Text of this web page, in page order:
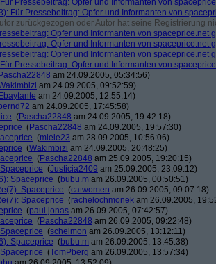
Pressebeitrag: Opfer und Informanten von
Für Pressebeitrag: Opfer und Informanten von
zurückgezogen oder Autor hat seine Registrierung
Opfer und Informanten von spaceprice.net
Opfer und Informanten von spaceprice.net
Opfer und Informanten von spaceprice.net
Pressebeitrag: Opfer und Informanten von
Pascha22848 am 24.09.2005, 05:34:56)
am 24.09.2005, 09:52:59)
Ebaytante am 24.09.2005, 12:55:14)
bernd72 am 24.09.2005, 17:45:58)
(Pascha22848 am 24.09.2005, 19:42:18)
(Pascha22848 am 24.09.2005, 19:57:30)
(miele23 am 28.09.2005, 10:56:06)
(Wakimbizi am 24.09.2005, 20:48:25)
(Pascha22848 am 25.09.2005, 19:20:15)
(Justicia2409 am 25.09.2005, 23:09:12)
Spaceprice (bubu.m am 26.09.2005, 00:50:51)
Spaceprice (catwomen am 26.09.2005, 09:07:18)
Spaceprice (rachelochmonek am 26.09.2005,
(paul.jonas am 26.09.2005, 07:42:57)
(Pascha22848 am 26.09.2005, 09:22:48)
(schelmon am 26.09.2005, 13:12:11)
Spaceprice (bubu.m am 26.09.2005, 13:45:38)
(TomPberg am 26.09.2005, 13:57:34)